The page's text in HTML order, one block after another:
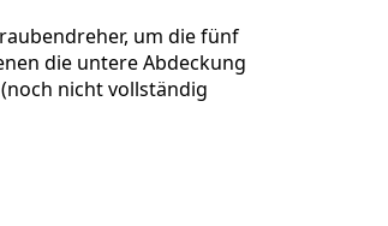
um die fünf
die untere Abdeckung
nicht vollständig